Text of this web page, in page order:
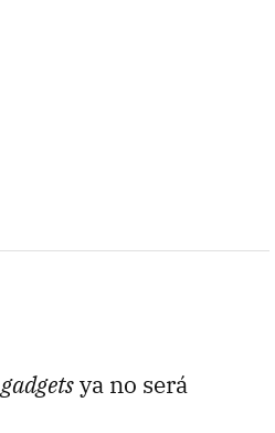
gadgetsya no será